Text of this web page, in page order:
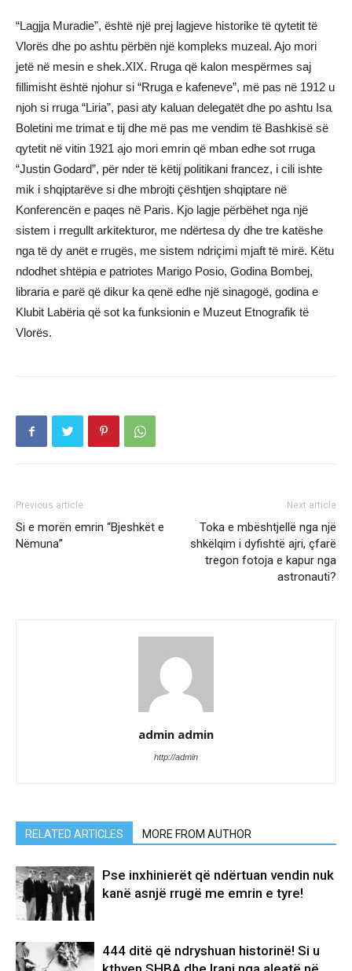
“Lagjja Muradie”, është një prej lagjeve historike të qytetit të
Vlorës dhe po ashtu përbën një kompleks muzeal. Ajo mori
jetë në mesin e shek.XIX. Rruga që kalon mespërmes saj
fillimisht është njohur si “Rruga e kafeneve”, më pas në 1912 u
njoh si rruga “Liria”, pasi aty kaluan delegatët dhe po ashtu Isa
Boletini me trimat e tij dhe më pas me vendim të Bashkisë së
qytetit në vitin 1921 ajo mori emrin që mban edhe sot rruga
“Justin Godard”, për nder të këtij politikani francez, i cili ishte
mik i shqiptarëve si dhe mbrojti çështjen shqiptare në
Konferencën e paqes në Paris. Kjo lagje përbëhet nga një
sistem i rregullt arkitekturor, me ndërtesa dy dhe tre katëshe
nga të dy anët e rrugës, me sistem ndriçimi mjaft të mirë. Këtu
ndodhet shtëpia e patriotes Marigo Posio, Godina Bombej,
libraria e parë që dikur ka qenë edhe një sinagogë, godina e
Klubit Labëria që sot ka funksionin e Muzeut Etnografik të
Vlorës.
Previous article
Si e morën emrin “Bjeshkët e
Nëmuna”
Next article
Toka e mbështjellë nga një
shkëlqim i dyfishtë ajri, çfarë
tregon fotoja e kapur nga
astronauti?
admin admin
http://admin
RELATED ARTICLES MORE FROM AUTHOR
Pse inxhinierët që ndërtuan vendin nuk
kanë asnjë rrugë me emrin e tyre!
444 ditë që ndryshuan historinë! Si u